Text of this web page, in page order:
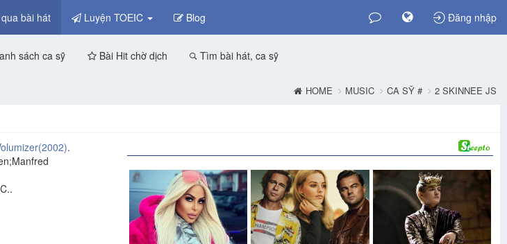
bài hát Luyện TOEIC Blog Đăng nhập
sách ca sỹ Bài Hit chờ dịch Tìm bài hát, ca sỹ
HOME MUSIC CA SỸ # 2 SKINNEE JS
(2002).